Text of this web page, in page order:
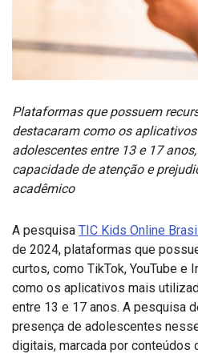
Plataformas que possuem
destacaram como os
adolescentes entre 13 e 17
capacidade de atenção e
acadêmico
A pesquisa TIC Kids Online
de 2024, plataformas que
curtos, como TikTok, YouTube e
como os aplicativos mais
entre 13 e 17 anos. A pesquisa
presença de adolescentes
digitais, marcada por conteúdos